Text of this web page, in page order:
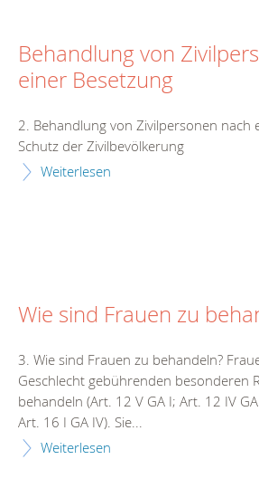
Behandlung von
einer Besetzung
2. Behandlung von Zivilpersonen nach
Schutz der Zivilbevölkerung
Weiterlesen
Wie sind Frauen zu
3. Wie sind Frauen zu behandeln?
Geschlecht gebührenden besonderen
behandeln (Art. 12 V GA I; Art. 12 IV
Art. 16 I GA IV). Sie...
Weiterlesen